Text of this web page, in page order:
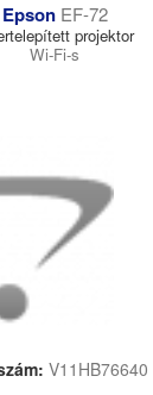
Epson EF-72
projektor
Wi-Fi-s
V11HB76640